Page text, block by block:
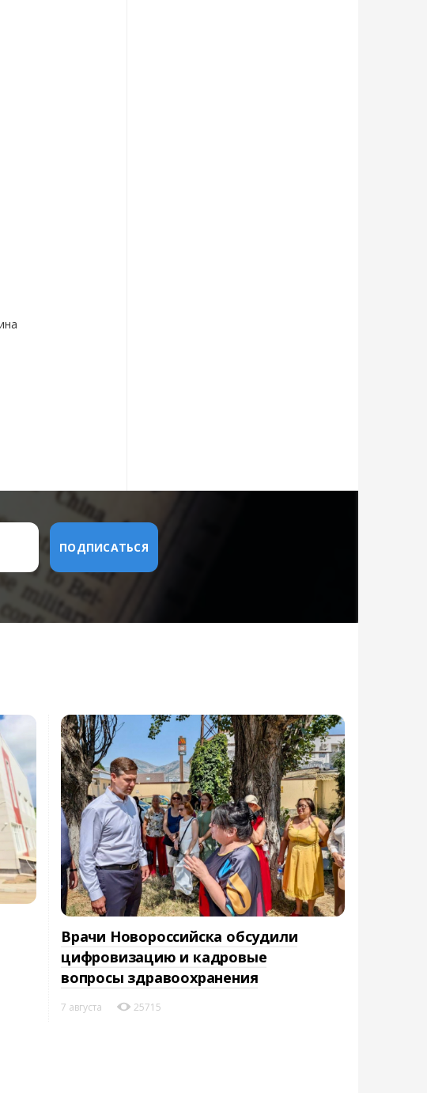
Врачи Новороссийска обсудили
цифровизацию и кадровые
вопросы здравоохранения
7 августа 25715